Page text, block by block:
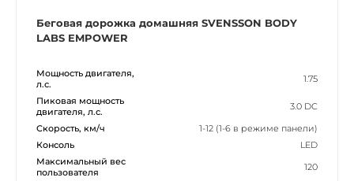
Беговая дорожка домашняя SVENSSON BODY
LABS EMPOWER
Мощность двигателя,
л.с.
1.75
Пиковая мощность
двигателя, л.с.
3.0 DC
Скорость, км/ч
1-12 (1-6 в режиме панели)
Консоль
LED
Максимальный вес
пользователя
120